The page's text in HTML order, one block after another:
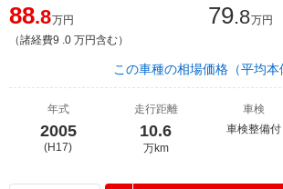
88.8万円
（諸経費9 .0 万円含む）
79.8万円
この車種の相場価格（平均本
年式
2005
(H17)
走行距離
10.6
万km
車検
車検整備付